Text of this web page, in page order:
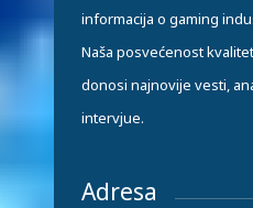
informacija o gaming
Naša posvećenost
donosi najnovije vesti,
intervjue.
Adresa